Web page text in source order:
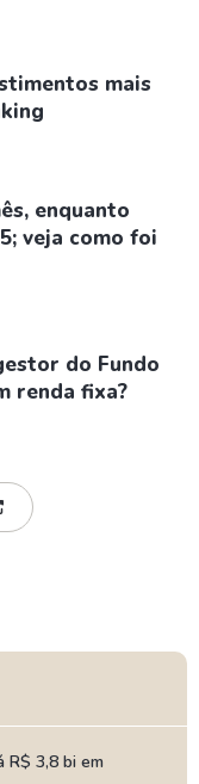
mais
enquanto
veja como foi
do Fundo
renda fixa?
R$ 3,8 bi em